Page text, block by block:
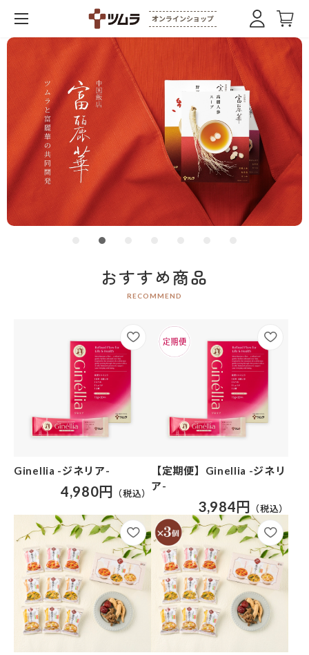
オンラインショップ
おすすめ商品
RECOMMEND
Ginellia -ジネリア-
4,980円
【定期便】Ginellia -ジネリ
ア-
3,984円